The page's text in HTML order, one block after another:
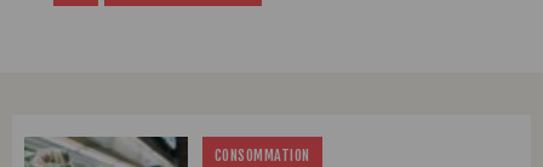
CONSOMMATION